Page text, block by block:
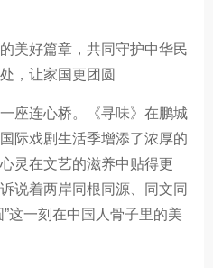
好篇章，共同守护中华民
，让家国更团圆
连心桥。《寻味》在鹏城
际戏剧生活季增添了浓厚的
灵在文艺的滋养中贴得更
说着两岸同根同源、同文同
这一刻在中国人骨子里的美